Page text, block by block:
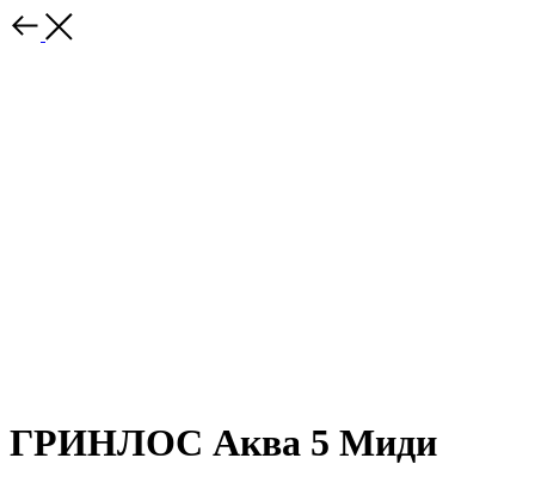
ГРИНЛОС Аква 5 Миди